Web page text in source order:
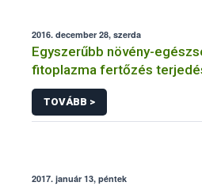
2016. december 28, szerda
Egyszerűbb növény-
fitoplazma fertőzés
megakadályozására
TOVÁBB >
2017. január 13, péntek